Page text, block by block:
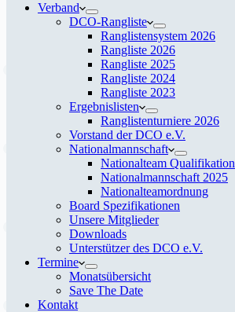
Verband
DCO-Rangliste
Ranglistensystem 2026
Rangliste 2026
Rangliste 2025
Rangliste 2024
Rangliste 2023
Ergebnislisten
Ranglistenturniere 2026
Vorstand der DCO e.V.
Nationalmannschaft
Nationalteam Qualifikation
Nationalmannschaft 2025
Nationalteamordnung
Board Spezifikationen
Unsere Mitglieder
Downloads
Unterstützer des DCO e.V.
Termine
Monatsübersicht
Save The Date
Kontakt